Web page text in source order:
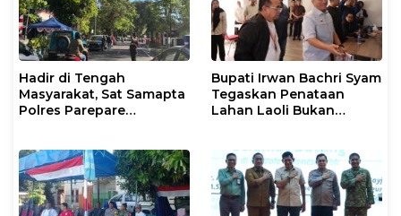
Hadir di Tengah
Masyarakat, Sat Samapta
Polres Parepare
Bupati Irwan Bachri Syam
Tegaskan Penataan
Lahan Laoli Bukan